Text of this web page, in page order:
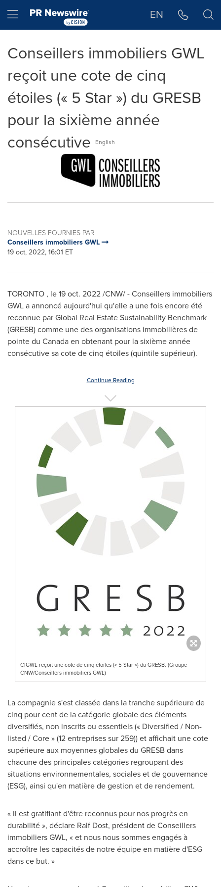
Hamburger menu EN
Conseillers immobiliers GWL
reçoit une cote de cinq
étoiles (« 5 Star ») du GRESB
pour la sixième année
consécutive
English
NOUVELLES FOURNIES PAR
Conseillers immobiliers GWL
19 oct, 2022, 16:01 ET
TORONTO , le19 oct. 2022/CNW/ - Conseillers immobiliers
GWL a annoncé aujourd'hui qu'elle a une fois encore été
reconnue par Global Real Estate Sustainability Benchmark
(GRESB) comme une des organisations immobilières de
pointe du Canadaen obtenant pour la sixième année
consécutive sa cote de cinq étoiles (quintile supérieur).
Continue Reading
CIGWL reçoit une cote de cinq étoiles (« 5 Star ») du GRESB. (Groupe
CNW/Conseillers immobiliers GWL)
La compagnie s'est classée dans la tranche supérieure de
cinq pour cent de la catégorie globale des éléments
diversifiés, non inscrits ou essentiels (« Diversified / Non-
listed / Core » (12 entreprises sur259)) etaffichait une cote
supérieure aux moyennes globales du GRESB dans
chacune des principales catégories regroupant des
situations environnementales, sociales et de gouvernance
(ESG), ainsi qu'en matière de gestion et de rendement.
« Il est gratifiant d'être reconnus pour nos progrès en
durabilité », déclare Ralf Dost, président de Conseillers
immobiliers GWL, « et nous nous sommes engagés à
accroître les capacités de notre équipe en matière d'ESG
dans ce but. »